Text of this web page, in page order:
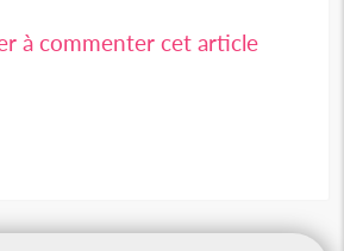
à commenter cet article